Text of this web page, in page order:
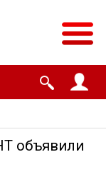
объявили